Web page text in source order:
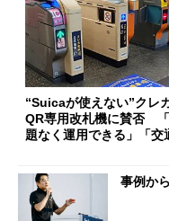
“Suicaが使えない”クレ
QR専用改札機に賛否
題なく運用できる」「交
事例か